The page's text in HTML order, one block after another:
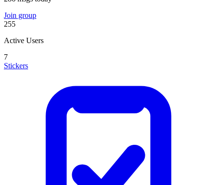
Join group
255
Active Users
7
Stickers